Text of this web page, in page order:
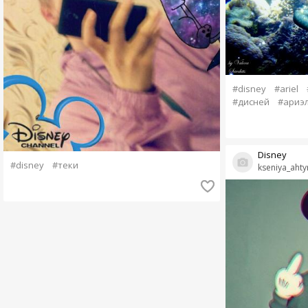
#disney #теки
#disney #ariel
#дисней
Disney